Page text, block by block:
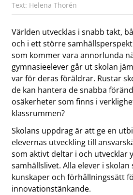
Text: Helena Thorén
Världen utvecklas i snabb takt,
och i ett större
som kommer vara annorlunda
gymnasieelever går ut skolan
var för deras föräldrar. Rustar
de kan hantera de snabba
osäkerheter som finns i
klassrummen?
Skolans uppdrag är att ge en
elevernas utveckling till
som aktivt deltar i och utvecklar
samhällslivet. Alla elever i skolan
kunskaper och förhållningssätt
innovationstänkande.